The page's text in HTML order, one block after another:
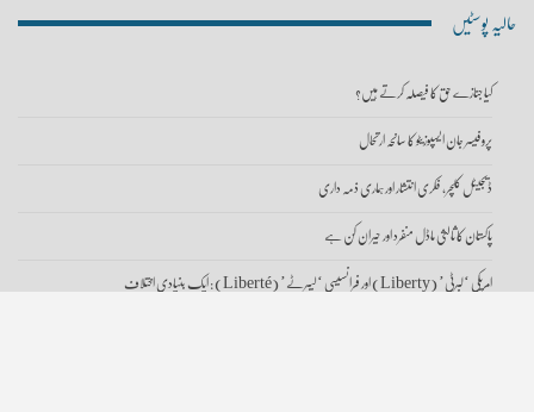
حالیہ پوسٹیں
کیا جنازے حق کا فیصلہ کرتے ہیں؟
پروفیسر جان ایسپوزیٹو کا سانحہ ارتحال
ڈیجیٹل کلچر، فکری انتشار اور ہماری ذمہ داری
پاکستان کا ثالثی ماڈل منفرد اور حیران کن ہے
امریکی ‘لبرٹی’ (Liberty) اور فرانسیسی ‘لیبرٹے’ (Liberté) : ایک بنیادی اختلاف